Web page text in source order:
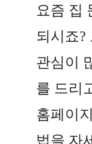
요즘 집
되시죠?
관심이
를 드리
홈페이
법을 자